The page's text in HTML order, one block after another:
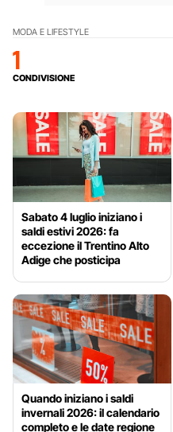
MODA E LIFESTYLE
1
CONDIVISIONE
Sabato 4 luglio iniziano i
saldi estivi 2026: fa
eccezione il Trentino Alto
Adige che posticipa
Quando iniziano i saldi
invernali 2026: il calendario
completo e le date regione